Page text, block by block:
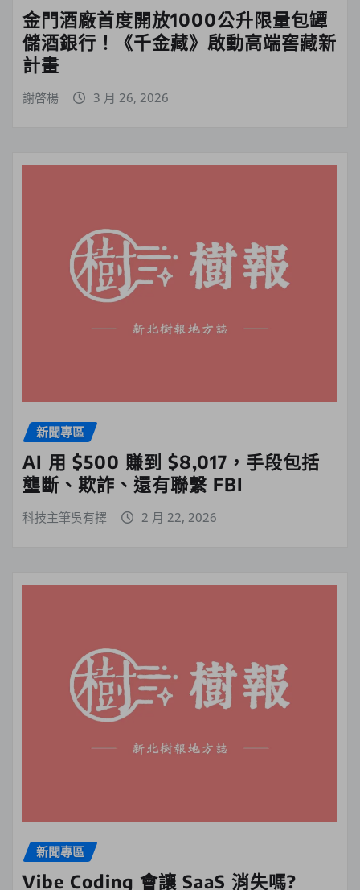
金門酒廠首度開放1000公升限量包罈
儲酒銀行！《千金藏》啟動高端窖藏新
計畫
謝啓楊 3 月 26, 2026
新聞專區
AI 用 $500 賺到 $8,017，手段包括
壟斷、欺詐、還有聯繫 FBI
科技主筆吳有擇 2 月 22, 2026
新聞專區
Vibe Coding 會讓 SaaS 消失嗎?